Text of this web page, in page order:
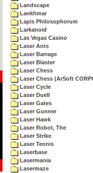
Landscape
Lankhmar
Lapis Philosophorum
Larkanoid
Las Vegas Casino
Laser Ants
Laser Barrage
Laser Blaster
Laser Chess
Laser Chess (ArSoft
Laser Cycle
Laser Duell
Laser Gates
Laser Gunner
Laser Hawk
Laser Robot, The
Laser Strike
Laser Tennis
Laserbase
Lasermania
Lasermaze